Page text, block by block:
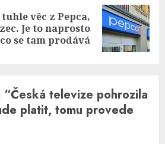
věc z Pepca,
Je to naprosto
se tam prodává
“Česká televize pohrozila
platit, tomu provede